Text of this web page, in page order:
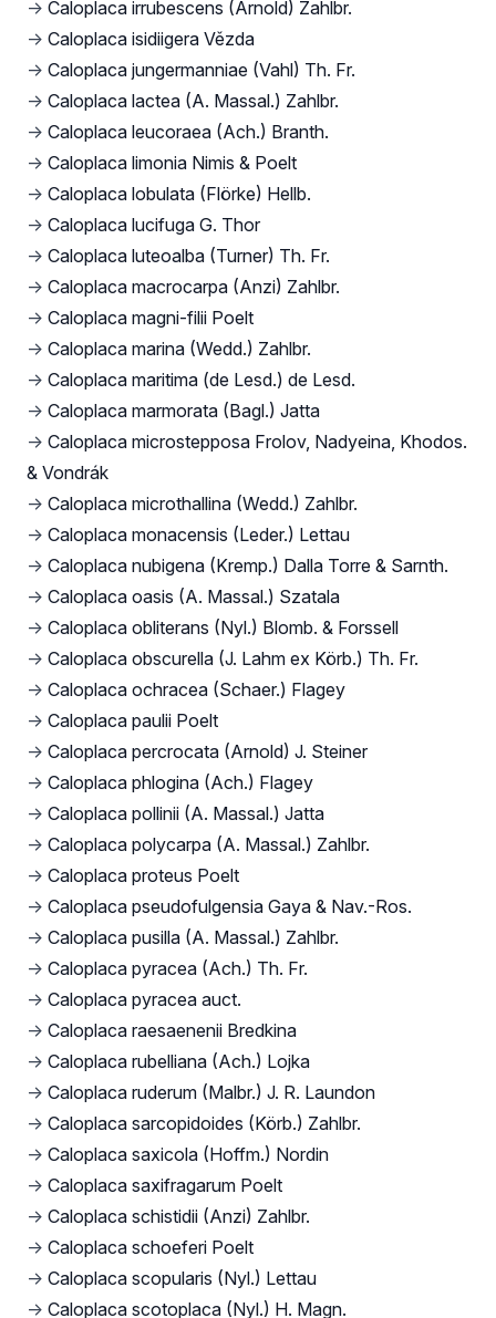
→ Caloplaca irrubescens (Arnold) Zahlbr.
→ Caloplaca isidiigera Vězda
→ Caloplaca jungermanniae (Vahl) Th. Fr.
→ Caloplaca lactea (A. Massal.) Zahlbr.
→ Caloplaca leucoraea (Ach.) Branth.
→ Caloplaca limonia Nimis & Poelt
→ Caloplaca lobulata (Flörke) Hellb.
→ Caloplaca lucifuga G. Thor
→ Caloplaca luteoalba (Turner) Th. Fr.
→ Caloplaca macrocarpa (Anzi) Zahlbr.
→ Caloplaca magni-filii Poelt
→ Caloplaca marina (Wedd.) Zahlbr.
→ Caloplaca maritima (de Lesd.) de Lesd.
→ Caloplaca marmorata (Bagl.) Jatta
→ Caloplaca microstepposa Frolov, Nadyeina, Khodos.
& Vondrák
→ Caloplaca microthallina (Wedd.) Zahlbr.
→ Caloplaca monacensis (Leder.) Lettau
→ Caloplaca nubigena (Kremp.) Dalla Torre & Sarnth.
→ Caloplaca oasis (A. Massal.) Szatala
→ Caloplaca obliterans (Nyl.) Blomb. & Forssell
→ Caloplaca obscurella (J. Lahm ex Körb.) Th. Fr.
→ Caloplaca ochracea (Schaer.) Flagey
→ Caloplaca paulii Poelt
→ Caloplaca percrocata (Arnold) J. Steiner
→ Caloplaca phlogina (Ach.) Flagey
→ Caloplaca pollinii (A. Massal.) Jatta
→ Caloplaca polycarpa (A. Massal.) Zahlbr.
→ Caloplaca proteus Poelt
→ Caloplaca pseudofulgensia Gaya & Nav.-Ros.
→ Caloplaca pusilla (A. Massal.) Zahlbr.
→ Caloplaca pyracea (Ach.) Th. Fr.
→ Caloplaca pyracea auct.
→ Caloplaca raesaenenii Bredkina
→ Caloplaca rubelliana (Ach.) Lojka
→ Caloplaca ruderum (Malbr.) J. R. Laundon
→ Caloplaca sarcopidoides (Körb.) Zahlbr.
→ Caloplaca saxicola (Hoffm.) Nordin
→ Caloplaca saxifragarum Poelt
→ Caloplaca schistidii (Anzi) Zahlbr.
→ Caloplaca schoeferi Poelt
→ Caloplaca scopularis (Nyl.) Lettau
→ Caloplaca scotoplaca (Nyl.) H. Magn.